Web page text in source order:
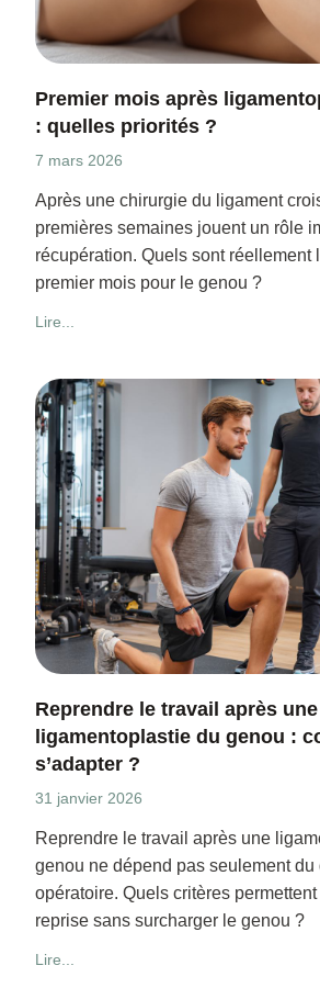
Premier mois après
: quelles priorités ?
7 mars 2026
Après une chirurgie du ligament
premières semaines jouent un rôle
récupération. Quels sont réellement
premier mois pour le genou ?
Lire...
Reprendre le travail après une
ligamentoplastie du genou :
s’adapter ?
31 janvier 2026
Reprendre le travail après une
genou ne dépend pas seulement du
opératoire. Quels critères permettent
reprise sans surcharger le genou ?
Lire...